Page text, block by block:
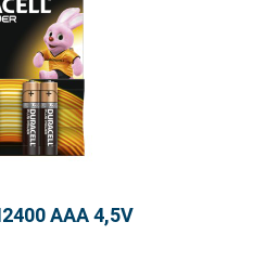
AAA 4,5V